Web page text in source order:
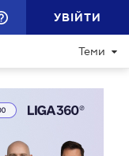
УВІЙТИ
Теми